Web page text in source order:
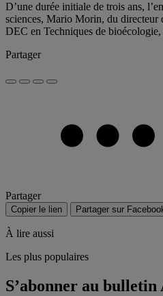
D’une durée initiale de trois ans,
sciences, Mario Morin, du directeur
DEC en Techniques de
Partager
Partager
Copier le lien Partager sur
À lire aussi
Les plus populaires
S’abonner au